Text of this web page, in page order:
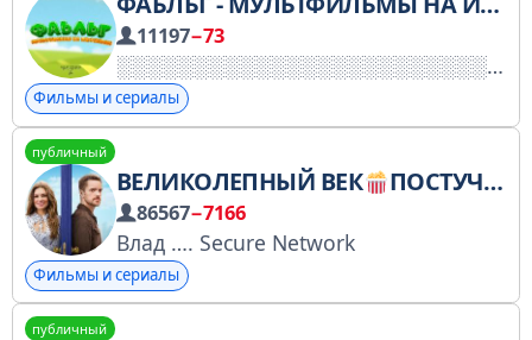
11197−73
Фильмы и сериалы
публичный
ВЕЛИКОЛЕПНЫЙ ВЕК ПОСТУЧИСЬ В МОЮ
86567−7166
Влад …. Secure Network
Фильмы и сериалы
публичный